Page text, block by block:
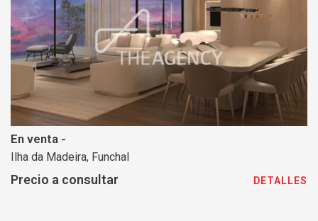
En venta -
Ilha da Madeira, Funchal
Precio a consultar DETALLES